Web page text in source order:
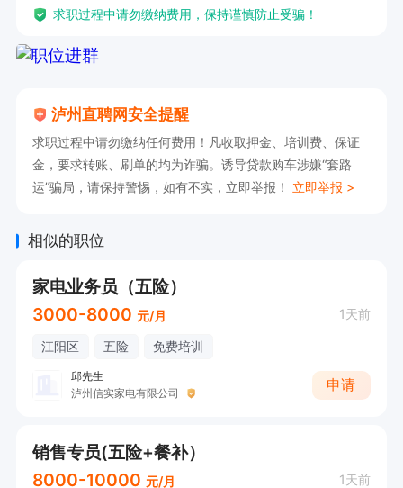
购买五险一金，节假日有福利品发放、周日和法定
假日休息，薪资实行底薪+提成制，多劳多得，税
求职过程中请勿缴纳费用，保持谨慎防止受骗！
泸州直聘网安全提醒
求职过程中请勿缴纳任何费用！凡收取押金、培训费、保证
金，要求转账、刷单的均为诈骗。诱导贷款购车涉嫌“套路
运”骗局，请保持警惕，如有不实，立即举报！ 立即举报 >
相似的职位
家电业务员（五险）
3000-8000 元/月 1天前
江阳区 五险 免费培训
邱先生
泸州信实家电有限公司
申请
销售专员(五险+餐补）
8000-10000 元/月 1天前